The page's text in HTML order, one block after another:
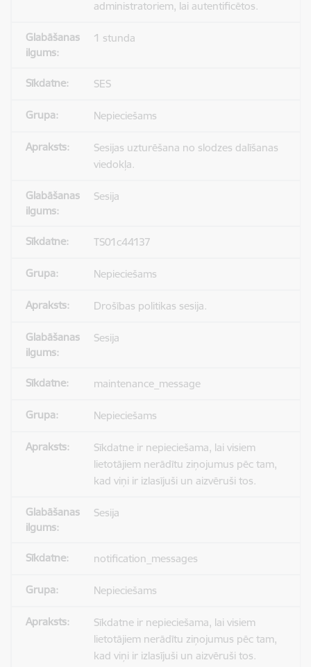
administratoriem, lai autentificētos.
1 stunda
SES
Nepieciešams
Sesijas uzturēšana no slodzes dalīšanas
viedokļa.
Sesija
TS01c44137
Nepieciešams
Drošības politikas sesija.
Sesija
maintenance_message
Nepieciešams
Sīkdatne ir nepieciešama, lai visiem
lietotājiem nerādītu ziņojumus pēc tam,
kad viņi ir izlasījuši un aizvēruši tos.
Sesija
notification_messages
Nepieciešams
Sīkdatne ir nepieciešama, lai visiem
lietotājiem nerādītu ziņojumus pēc tam,
kad viņi ir izlasījuši un aizvēruši tos.